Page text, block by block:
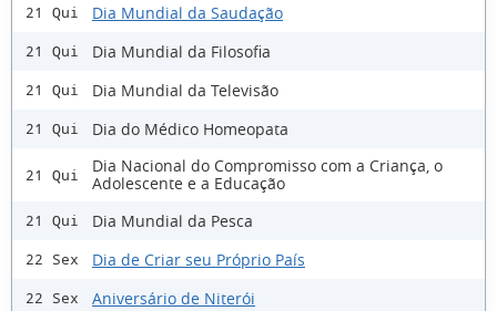
21 Qui Dia Mundial da Saudação
21 Qui Dia Mundial da Filosofia
21 Qui Dia Mundial da Televisão
21 Qui Dia do Médico Homeopata
21 Qui
Dia Nacional do Compromisso com a Criança, o
Adolescente e a Educação
21 Qui Dia Mundial da Pesca
22 Sex Dia de Criar seu Próprio País
22 Sex Aniversário de Niterói